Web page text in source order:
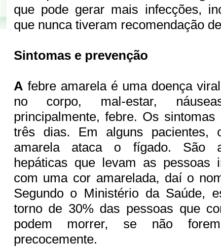
que pode gerar mais infecções,
que nunca tiveram recomendação
Sintomas e prevenção
A febre amarela é uma doença
no corpo, mal-estar,
principalmente, febre. Os
três dias. Em alguns pacientes,
amarela ataca o fígado. São
hepáticas que levam as pessoas
com uma cor amarelada, daí o
Segundo o Ministério da Saúde,
torno de 30% das pessoas que
podem morrer, se não forem
precocemente.